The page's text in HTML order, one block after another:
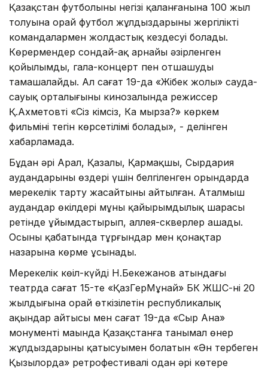
Қазақстан футболының негізі қаланғанына 100 жыл
толуына орай футбол жұлдыздарының жергілікті
командалармен жолдастық кездесуі болады.
Көрермендер сондай-ақ арнайы әзірленген
қойылымды, гала-концерт пен отшашуды
тамашалайды. Ал сағат 19-да «Жібек жолы» сауда-
сауық орталығының кинозалында режиссер
Қ.Ахметовтің «Сіз кімсіз, Ка мырза?» көркем
фильмінің тегін көрсетілімі болады», - делінген
хабарламада.
Бұдан әрі Арал, Қазалы, Қармақшы, Сырдария
аудандарының өздері үшін белгіленген орындарда
мерекелік тарту жасайтыны айтылған. Аталмыш
аудандар өкілдері мұны қайырымдылық шарасы
ретінде ұйымдастырып, аллея-скверлер ашады.
Осының қабатында тұрғындар мен қонақтар
назарына көрме ұсынады.
Мерекелік көңіл-күйді Н.Бекежанов атындағы
театрда сағат 15-те «ҚазГерМұнай» БК ЖШС-нің 20
жылдығына орай өткізілетін республикалық
ақындар айтысы мен сағат 19-да «Сыр Ана»
монументі маңында Қазақстанға танымал өнер
жұлдыздарының қатысуымен болатын «Ән тербеген
Қызылорда» ретрофестивалі одан әрі көтере